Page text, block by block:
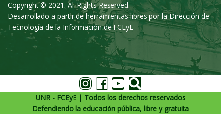
Copyright © 2021. All Rights Reserved.
Desarrollado a partir de herramientas libres por la Dirección de
Tecnología de la Información de FCEyE
UNR - FCEyE | Todos los derechos reservados
Defendiendo la educación pública, libre y gratuita